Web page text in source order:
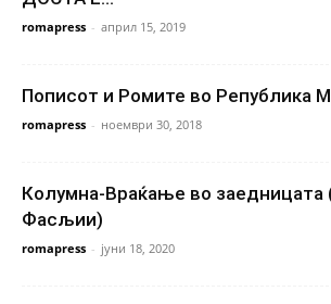
romapress - април 15, 2019
Пописот и Ромите во Република
romapress - ноември 30, 2018
Колумна-Враќање во заедницата
Фасљии)
romapress - јуни 18, 2020